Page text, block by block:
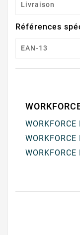
Livraison
Références
EAN-13